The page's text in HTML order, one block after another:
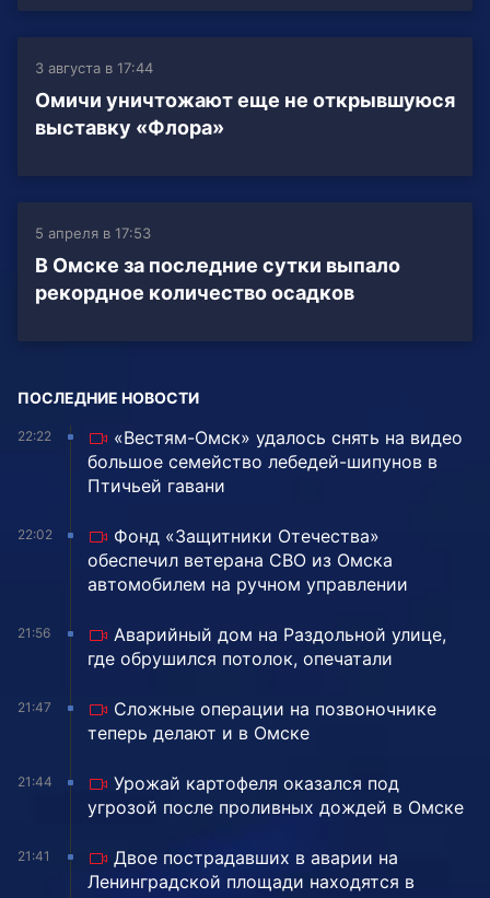
3 августа в 17:44
Омичи уничтожают еще не открывшуюся
выставку «Флора»
5 апреля в 17:53
В Омске за последние сутки выпало
рекордное количество осадков
ПОСЛЕДНИЕ НОВОСТИ
22:22
«Вестям-Омск» удалось снять на видео
большое семейство лебедей-шипунов в
Птичьей гавани
22:02
Фонд «Защитники Отечества»
обеспечил ветерана СВО из Омска
автомобилем на ручном управлении
21:56
Аварийный дом на Раздольной улице,
где обрушился потолок, опечатали
21:47
Сложные операции на позвоночнике
теперь делают и в Омске
21:44
Урожай картофеля оказался под
угрозой после проливных дождей в Омске
21:41
Двое пострадавших в аварии на
Ленинградской площади находятся в